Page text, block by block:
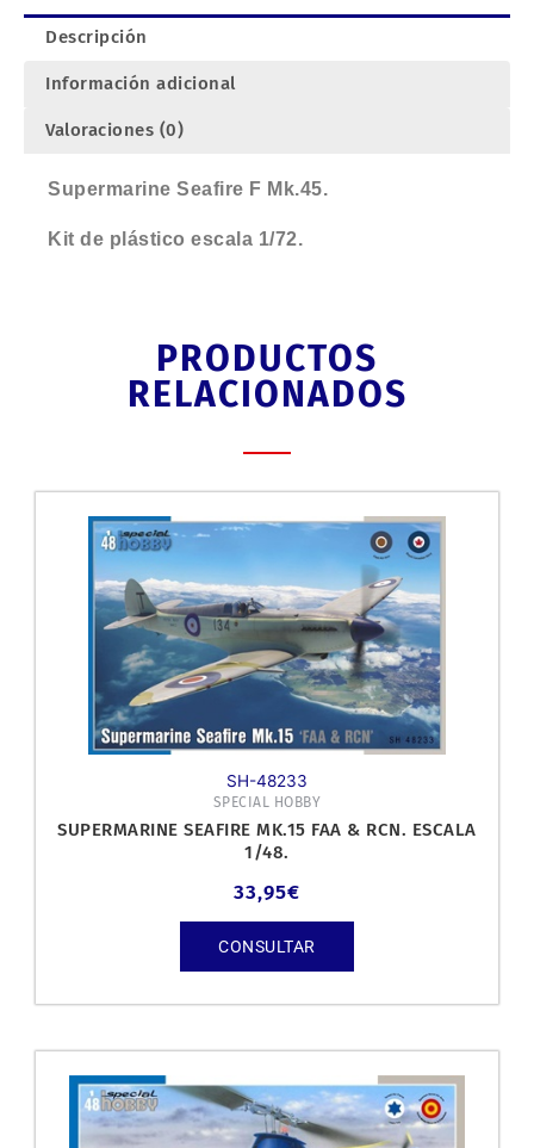
Descripción
Información adicional
Valoraciones (0)
Supermarine Seafire F Mk.45.
Kit de plástico escala 1/72.
PRODUCTOS
RELACIONADOS
SH-48233
SPECIAL HOBBY
SUPERMARINE SEAFIRE MK.15 FAA & RCN. ESCALA
1/48.
33,95€
CONSULTAR